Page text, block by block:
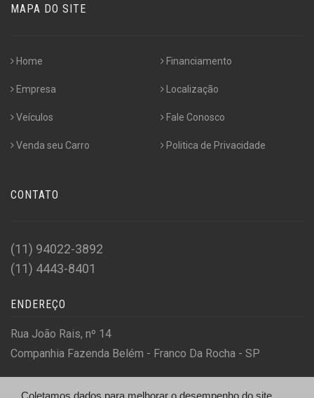
MAPA DO SITE
Home
Empresa
Veículos
Venda seu Carro
Financiamento
Localização
Fale Conosco
Politica de Privacidade
CONTATO
(11) 94022-3892
(11) 4443-8401
ENDEREÇO
Rua João Rais, nº 14
Companhia Fazenda Belém - Franco Da Rocha - SP
Coletamos dados para melhorar o desempenho do site,